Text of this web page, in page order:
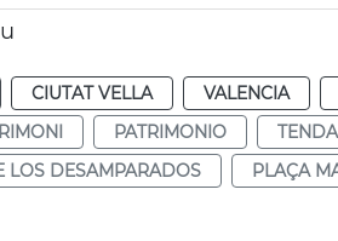
CIUTAT VELLA VALENCIA
PATRIMONIO
LOS DESAMPARADOS
PLAÇA